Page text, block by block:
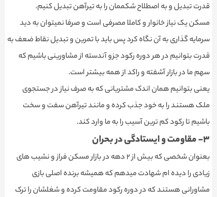
قدرت تبدیل و به اصطلاح شکممان را به تیرآهن تبدیل کنیم.
مسکن یک نیاز خانوار و کاملا مصرفی است و صرفا نمیتوان به دید
سرمایه گذاری به آن نگاه کرد پس باید با تمرین و تبدیل نقاط ضعف به
قدرت بتوانیم در هر دوره رکود جزو آندسته از مشاورینی باشیم که
سهم ما در بازار آشفته و راکد از همه بیشتر است.
یعنی بتوانیم همان اندک مشتریانی که به صرف نیاز در جستجوی
ملک هستند را به خود جذب کرده و مانند تیرآهن سفت و سخت
باشیم تا رکود کم ترین آسیب را به ما وارد کند.
٣- مقاومت و ایستادگی در بحران
بعنوان شخصی که بیش از ٢ دهه در بازار مسکن فراز و نشیب های
زیادی را دیده ام شهادت میدهم که همیشه برنده اصلی بازی
مشاورانی هستند که در دوره رکود مقاومت کرده و شغلشان را ترک